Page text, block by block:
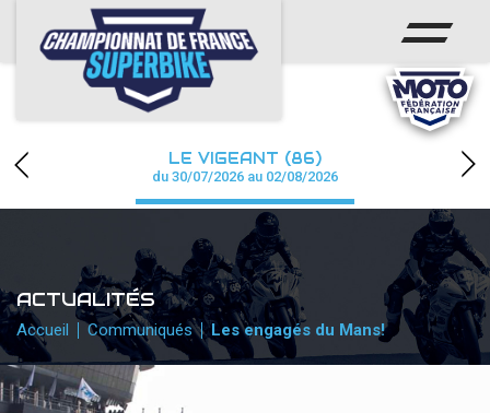
ACCUEIL
CHAMPIONNAT
CALENDRIER
PHOTOS / WEB TV
PARTENAIRES
PRESSE
LE VIGEANT (86)
du 30/07/2026 au 02/08/2026
ACTUALITÉS
Accueil Communiqués Les engagés du Mans!